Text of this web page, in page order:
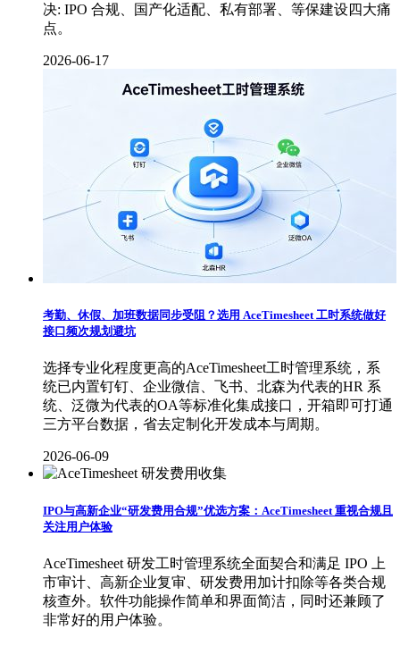
决: IPO 合规、国产化适配、私有部署、等保建设四大痛
点。
2026-06-17
考勤、休假、加班数据同步受阻？选用 AceTimesheet 工时系统做好
接口频次规划避坑
选择专业化程度更高的AceTimesheet工时管理系统，系
统已内置钉钉、企业微信、飞书、北森为代表的HR 系
统、泛微为代表的OA等标准化集成接口，开箱即可打通
三方平台数据，省去定制化开发成本与周期。
2026-06-09
IPO与高新企业“研发费用合规”优选方案：AceTimesheet 重视合规且
关注用户体验
AceTimesheet 研发工时管理系统全面契合和满足 IPO 上
市审计、高新企业复审、研发费用加计扣除等各类合规
核查外。软件功能操作简单和界面简洁，同时还兼顾了
非常好的用户体验。